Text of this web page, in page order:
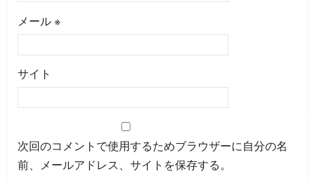
メール ※
サイト
次回のコメントで使用するためブラウザーに自分の名
前、メールアドレス、サイトを保存する。